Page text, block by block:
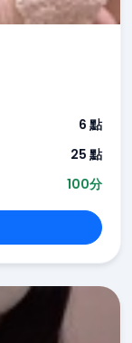
6 點
25 點
100分